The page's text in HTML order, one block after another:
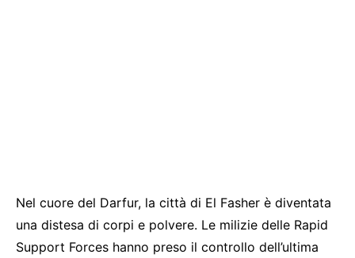
Nel cuore del Darfur, la città di El Fasher è diventata
una distesa di corpi e polvere. Le milizie delle Rapid
Support Forces hanno preso il controllo dell’ultima